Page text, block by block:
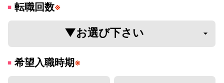
転職回数※
希望入職時期※